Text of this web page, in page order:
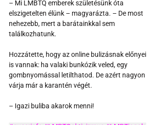
– Mi LMBTQ emberek születésünk óta
elszigetelten élünk – magyarázta. – De most
nehezebb, mert a barátainkkal sem
találkozhatunk.
Hozzátette, hogy az online bulizásnak előnyei
is vannak: ha valaki bunkózik veled, egy
gombnyomással letilthatod. De azért nagyon
várja már a karantén végét.
– Igazi buliba akarok menni!